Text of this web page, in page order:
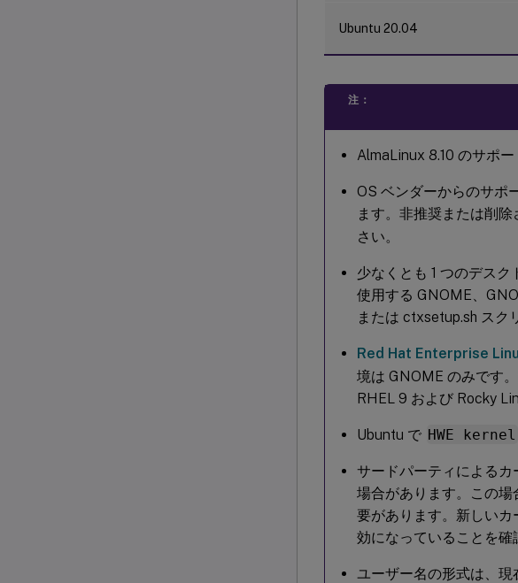
Ubuntu 20.04
注：
AlmaLinux 8.10 のサポ
OS ベンダーからのサポ
ます。非推奨または削
さい。
少なくとも 1 つのデス
使用する GNOME、
または ctxsetup.sh スク
Red Hat Enterprise
境は GNOME のみです
RHEL 9 および Rocky
Ubuntu で HWE kernel
サードパーティによる
場合があります。この
要があります。新しい
効になっていることを確
ユーザー名の形式は、